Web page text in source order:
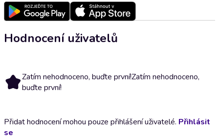
Hodnocení uživatelů
Zatím nehodnoceno, buďte první!Zatím nehodnoceno,
buďte první!
Přidat hodnocení mohou pouze přihlášení uživatelé. Přihlásit
se